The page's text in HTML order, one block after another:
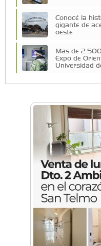
Conocé la
gigante de
oeste
Más de
Expo de
Universidad
De Castelar
vecino que
Castelar
Dr. Omar
odontología
no cambió
Emiliano
Norita", el
Museo Nora
No
cuatro días